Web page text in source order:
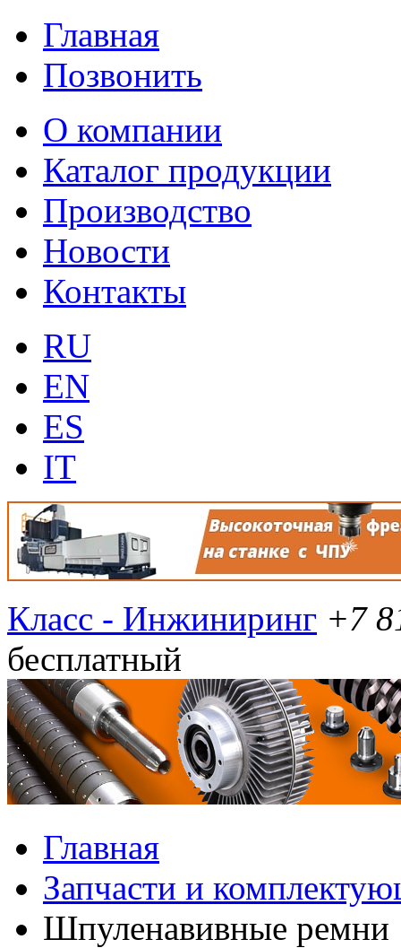
Главная
Позвонить
О компании
Каталог продукции
Производство
Новости
Контакты
RU
EN
ES
IT
Класс - Инжиниринг +7
бесплатный
Главная
Запчасти и
Шпуленавивные ремни